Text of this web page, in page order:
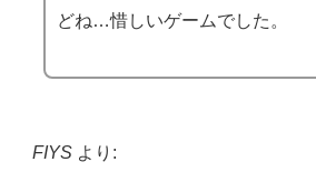
どね…惜しいゲームでした。
FIYS より: